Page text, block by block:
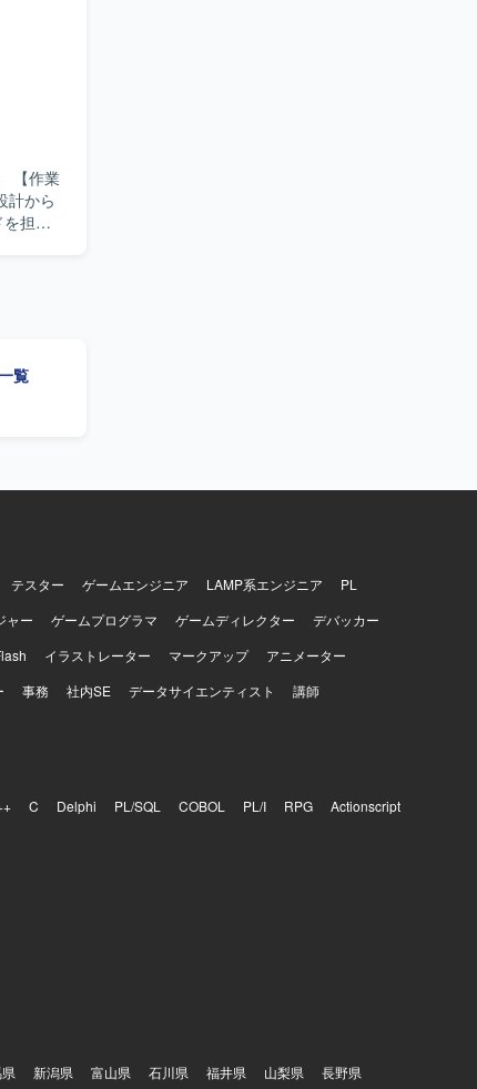
務ニ
の上
いた
通じ
バッ
物の
キルを
ルスタ
に向
用し
計から
担当
でも
覧
テスター ゲームエンジニア LAMP系エンジニア
PL
ャー ゲームプログラマ ゲームディレクター
デバッカー
イラストレーター マークアップ
アニメーター
事務 社内SE データサイエンティスト 講師
C Delphi PL/SQL COBOL PL/I RPG
Actionscript
新潟県 富山県 石川県 福井県 山梨県 長野県